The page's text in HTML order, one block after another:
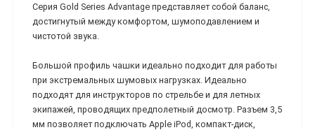
Серия Gold Series Advantage представляет собой баланс,
достигнутый между комфортом, шумоподавлением и
чистотой звука.
Большой профиль чашки идеально подходит для работы
при экстремальных шумовых нагрузках. Идеально
подходят для инструкторов по стрельбе и для летных
экипажей, проводящих предполетный досмотр. Разъем 3,5
мм позволяет подключать Apple iPod, компакт-диск,